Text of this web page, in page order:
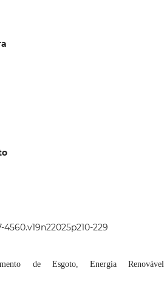
229
de Esgoto, Energia Renovável,